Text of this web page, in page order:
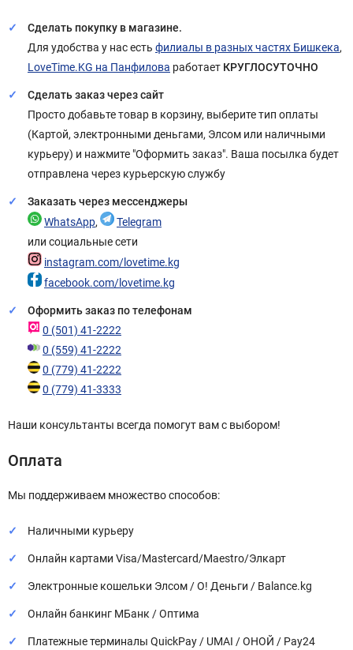
Сделать покупку в магазине.
Для удобства у нас есть филиалы в разных частях Бишкека,
LoveTime.KG на Панфилова работает КРУГЛОСУТОЧНО
Сделать заказ через сайт
Просто добавьте товар в корзину, выберите тип оплаты
(Картой, электронными деньгами, Элсом или наличными
курьеру) и нажмите "Оформить заказ". Ваша посылка будет
отправлена через курьерскую службу
Заказать через мессенджеры
WhatsApp,
Telegram
или социальные сети
instagram.com/lovetime.kg
facebook.com/lovetime.kg
Оформить заказ по телефонам
0 (501) 41-2222
0 (559) 41-2222
0 (779) 41-2222
0 (779) 41-3333
Наши консультанты всегда помогут вам с выбором!
Оплата
Мы поддерживаем множество способов:
Наличными курьеру
Онлайн картами Visa/Mastercard/Maestro/Элкарт
Электронные кошельки Элсом / О! Деньги / Balance.kg
Онлайн банкинг МБанк / Оптима
Платежные терминалы QuickPay / UMAI / ОНОЙ / Pay24